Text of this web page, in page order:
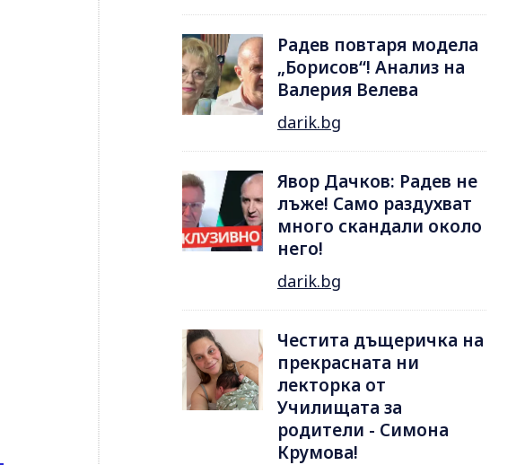
Радев повтаря модела
„Борисов“! Анализ на
Валерия Велева
darik.bg
Явор Дачков: Радев не
лъже! Само раздухват
много скандали около
него!
darik.bg
Честита дъщеричка на
прекрасната ни
лекторка от
Училищата за
родители - Симона
Крумова!